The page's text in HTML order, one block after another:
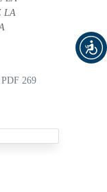
LA
269